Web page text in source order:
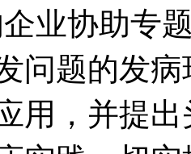
业协助专
问题的发
用，并提